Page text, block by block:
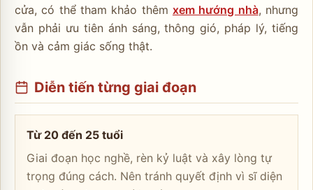
cửa, có thể tham khảo thêm xem hướng nhà, nhưng
vẫn phải ưu tiên ánh sáng, thông gió, pháp lý, tiếng
ồn và cảm giác sống thật.
Diễn tiến từng giai đoạn
Từ 20 đến 25 tuổi
Giai đoạn học nghề, rèn kỷ luật và xây lòng tự
trọng đúng cách. Nên tránh quyết định vì sĩ diện